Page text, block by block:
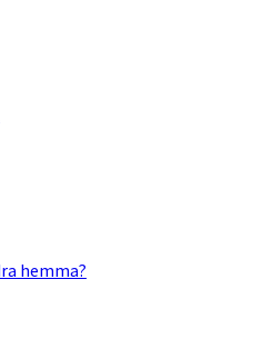
hemma?